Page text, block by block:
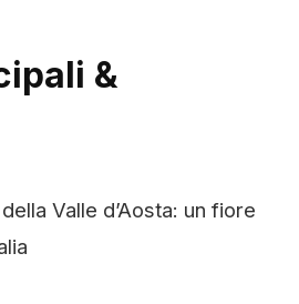
&
Valle d’Aosta: un fiore